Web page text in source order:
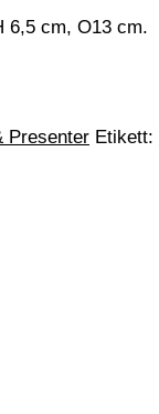
6,5 cm, O13 cm.
Presenter Etikett: